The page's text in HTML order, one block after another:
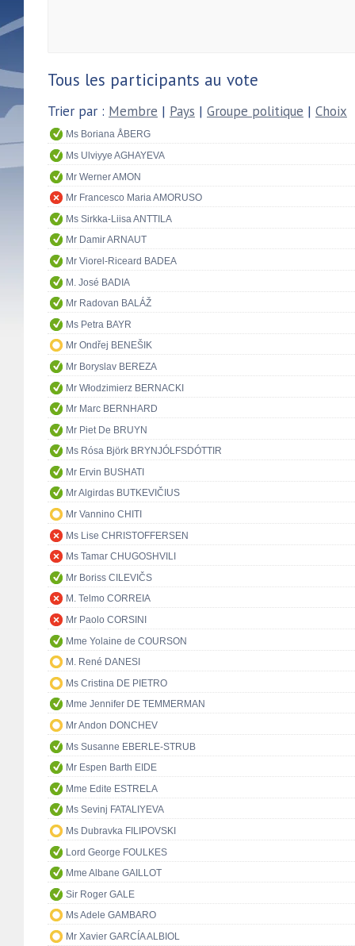
Tous les participants au vote
Trier par : Membre | Pays | Groupe politique | Choix
Ms Boriana ÅBERG
Ms Ulviyye AGHAYEVA
Mr Werner AMON
Mr Francesco Maria AMORUSO
Ms Sirkka-Liisa ANTTILA
Mr Damir ARNAUT
Mr Viorel-Riceard BADEA
M. José BADIA
Mr Radovan BALÁŽ
Ms Petra BAYR
Mr Ondřej BENEŠIK
Mr Boryslav BEREZA
Mr Włodzimierz BERNACKI
Mr Marc BERNHARD
Mr Piet De BRUYN
Ms Rósa Björk BRYNJÓLFSDÓTTIR
Mr Ervin BUSHATI
Mr Algirdas BUTKEVIČIUS
Mr Vannino CHITI
Ms Lise CHRISTOFFERSEN
Ms Tamar CHUGOSHVILI
Mr Boriss CILEVIČS
M. Telmo CORREIA
Mr Paolo CORSINI
Mme Yolaine de COURSON
M. René DANESI
Ms Cristina DE PIETRO
Mme Jennifer DE TEMMERMAN
Mr Andon DONCHEV
Ms Susanne EBERLE-STRUB
Mr Espen Barth EIDE
Mme Edite ESTRELA
Ms Sevinj FATALIYEVA
Ms Dubravka FILIPOVSKI
Lord George FOULKES
Mme Albane GAILLOT
Sir Roger GALE
Ms Adele GAMBARO
Mr Xavier GARCÍA ALBIOL